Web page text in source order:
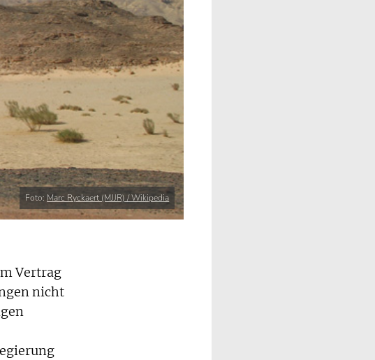
Foto: Marc Ryckaert (MJJR) / Wikipedia
Vertrag
nicht